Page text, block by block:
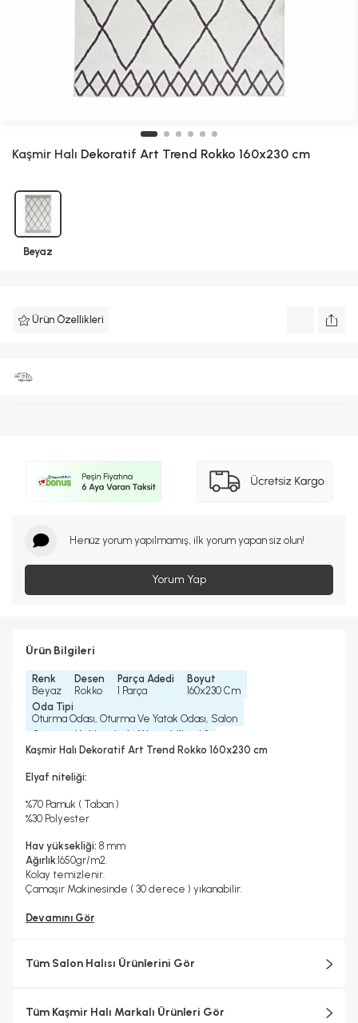
Kaşmir Halı Dekoratif Art Trend Rokko 160x230 cm
Beyaz
Ürün Özellikleri
Henüz yorum yapılmamış, ilk yorum yapan siz olun!
Yorum Yap
Ürün Bilgileri
Renk
Beyaz
Desen
Rokko
Parça Adedi
1 Parça
Boyut
160x230 Cm
Oda Tipi
Oturma Odası, Oturma Ve Yatak Odası, Salon
Çamaşır Makinesinde Yıkanabilir mi ?
Hayır
Hayır
Hayır
Halı Metrekare (M2)
Kaşmir Halı Dekoratif Art Trend Rokko 160x230 cm
Elyaf niteliği:
%70 Pamuk ( Taban )
%30 Polyester
Hav yüksekliği: 8 mm
Ağırlık:1650gr/m2.
Kolay temizlenir.
Çamaşır Makinesinde ( 30 derece ) yıkanabilir.
Devamını Gör
Tüm Salon Halısı Ürünlerini Gör
Tüm Kaşmir Halı Markalı Ürünleri Gör